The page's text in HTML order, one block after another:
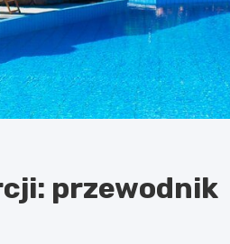
przewodnik